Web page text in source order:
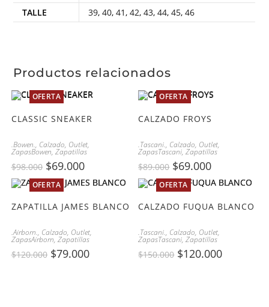
TALLE
39,40,41,42,43,44,45,46
Productos relacionados
OFERTA
CLASSIC SNEAKER
.Bowen., Calzado, Outlet,
ZapasBowen, Zapatillas
$98.000 $69.000
OFERTA
CALZADO FROYS
.Tascani., Calzado, Outlet,
ZapasTascani,Zapatillas
$89.000 $69.000
OFERTA
ZAPATILLA JAMES BLANCO
.Airborn., Calzado, Outlet,
ZapasAirborn, Zapatillas
$120.000 $79.000
OFERTA
CALZADO FUQUA BLANCO
.Tascani., Calzado, Outlet,
ZapasTascani,Zapatillas
$150.000 $120.000